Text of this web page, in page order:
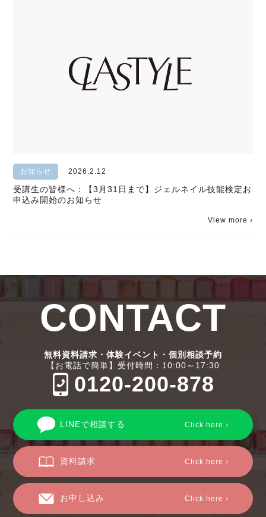
お知らせ 2026.2.12
受講生の皆様へ：【3月31日まで】ジェルネイル技能検定お
申込み開始のお知らせ
View more ›
CONTACT
無料資料請求・体験イベント・個別相談予約
【お電話で簡単】受付時間：10:00～17:30
0120-200-878
LINEで相談する Click here ›
資料請求 Click here ›
お申し込み Click here ›